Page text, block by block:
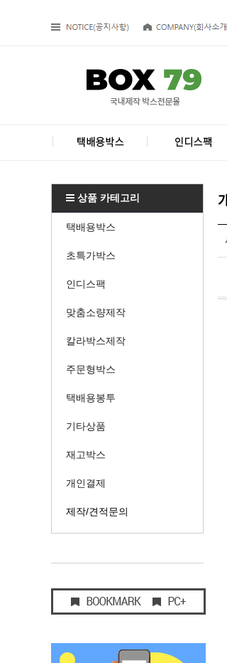
상품 카테고리
택배용박스
초특가박스
인디스팩
맞춤소량제작
칼라박스제작
주문형박스
택배용봉투
기타상품
재고박스
개인결제
제작/견적문의